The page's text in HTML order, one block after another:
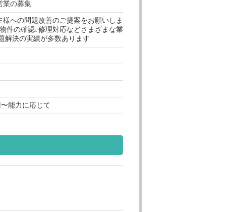
業の募集
への問題改善のご提案をお願いしま
件の確認､修理対応などさまざまな業
解決の実績が多数あります
能力に応じて